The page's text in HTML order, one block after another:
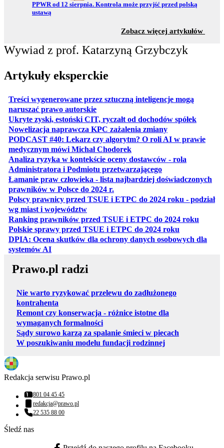
Przejdź do:
PPWR od 12 sierpnia. Kontrola może przyjść przed polską
ustawą
Zobacz więcej artykułów
Wywiad z prof. Katarzyną Grzybczyk
Artykuły eksperckie
Treści wygenerowane przez sztuczną inteligencje mogą
naruszać prawo autorskieotwiera się w nowej karcie
Ukryte zyski, estoński CIT, ryczałt od dochodów spółekotwiera
Nowelizacja naprawcza KPC zażalenia zmianyotwiera się w
PODCAST #40: Lekarz czy algorytm? O roli AI w prawie
medycznym mówi Michał Chodorekotwiera się w nowej karcie
Analiza ryzyka w kontekście oceny dostawców - rola
Administratora i Podmiotu przetwarzającegootwiera się w
Łamanie praw człowieka - lista najbardziej doświadczonych
prawników w Polsce do 2024 r.
Polscy prawnicy przed TSUE i ETPC do 2024 roku - podział
wg miast i województwotwiera się w nowej karcie
Ranking prawników przed TSUE i ETPC do 2024 roku
Polskie sprawy przed TSUE i ETPC do 2024 roku
DPIA: Ocena skutków dla ochrony danych osobowych dla
systemów AIotwiera się w nowej karcie
Prawo.pl radzi
Nie warto ryzykować przelewu do zadłużonego
kontrahenta
Remont czy konserwacja - różnice istotne dla
wymaganych formalności
Sądy surowo karzą za spalanie śmieci w piecach
W poszukiwaniu modelu fundacji rodzinnej
Redakcja serwisu Prawo.pl
Numer telefonu:
801 04 45 45
Adres email:
redakcja@prawo.pl
Numer telefonu:
22 535 88 00
Śledź nas